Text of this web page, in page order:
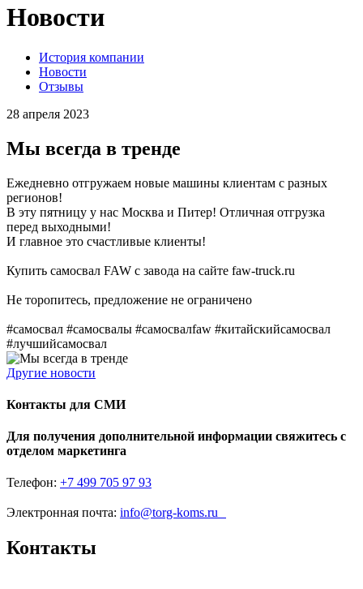
Новости
История компании
Новости
Отзывы
28 апреля 2023
Мы всегда в тренде
Ежедневно отгружаем новые машины клиентам с разных
регионов!
В эту пятницу у нас Москва и Питер! Отличная отгрузка
перед выходными!
И главное это счастливые клиенты!
Купить самосвал FAW с завода на сайте faw-truck.ru
Не торопитесь, предложение не ограничено
#самосвал #самосвалы #самосвалfaw #китайскийсамосвал
#лучшийсамосвал
Другие новости
Контакты для СМИ
Для получения дополнительной информации свяжитесь с
отделом маркетинга
Телефон: +7 499 705 97 93
Электронная почта: info@torg-koms.ru
Контакты